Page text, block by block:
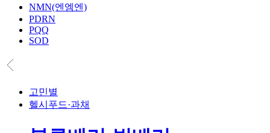
NMN(엔엠엔)
PDRN
PQQ
SOD
고민별
헬시푸드·과채